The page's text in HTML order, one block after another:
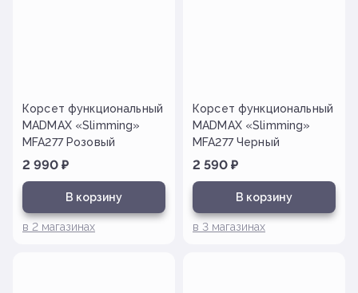
Корсет функциональный
MADMAX «Slimming»
MFA277 Розовый
2 990 ₽
В корзину
в 2 магазинах
Корсет функциональный
MADMAX «Slimming»
MFA277 Черный
2 590 ₽
В корзину
в 3 магазинах